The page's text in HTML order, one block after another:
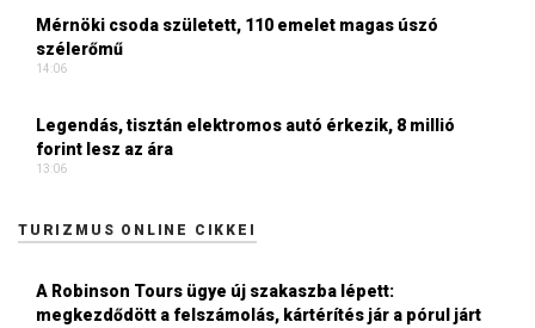
Mérnöki csoda született, 110 emelet magas úszó
szélerőmű
14:06
Legendás, tisztán elektromos autó érkezik, 8 millió
forint lesz az ára
13:06
TURIZMUS ONLINE CIKKEI
A Robinson Tours ügye új szakaszba lépett:
megkezdődött a felszámolás, kártérítés jár a pórul járt